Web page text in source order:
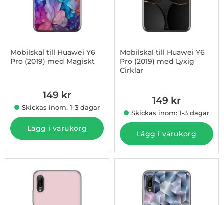
Mobilskal till Huawei Y6
Pro (2019) med Magiskt
149 kr
Skickas inom: 1-3 dagar
Lägg i varukorg
Mobilskal till Huawei Y6
Pro (2019) med Lyxig
Cirklar
149 kr
Skickas inom: 1-3 dagar
Lägg i varukorg